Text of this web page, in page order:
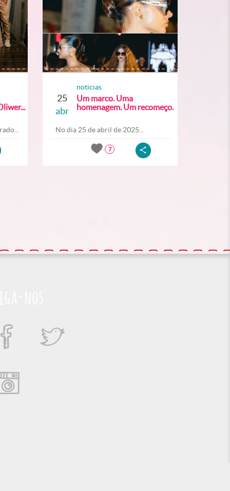
25
abr
noticias
Um marco. Uma
homenagem. Um recomeço.
No dia 25 de abril de 2025...
7